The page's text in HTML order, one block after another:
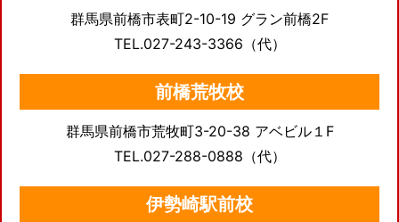
群馬県前橋市表町2-10-19 グラン前橋2F
TEL.027-243-3366（代）
前橋荒牧校
群馬県前橋市荒牧町3-20-38 アベビル１F
TEL.027-288-0888（代）
伊勢崎駅前校